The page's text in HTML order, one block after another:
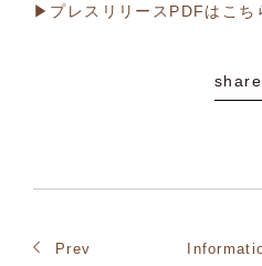
▶プレスリリースPDFはこち
share
Prev